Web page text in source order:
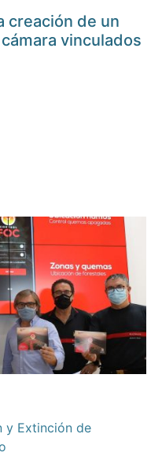
creación de un
vinculados
y Extinción de